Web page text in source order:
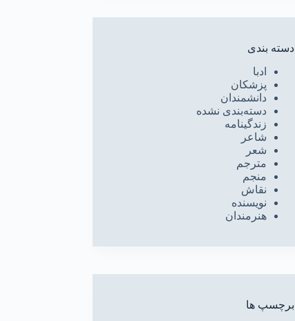
دسته بندی
ادبا
پزشکان
دانشمندان
دسته‌بندی نشده
زندگینامه
شاعر
شعر
مترجم
منجم
نقاش
نویسنده
هنرمندان
برچسپ ها